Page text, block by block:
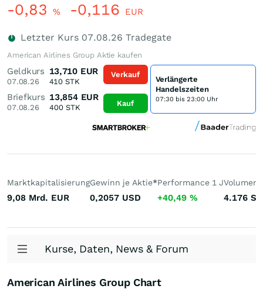
-0,83 % -0,116 EUR
Letzter Kurs 07.08.26 Tradegate
American Airlines Group Aktie kaufen
Geldkurs
07.08.26
13,710 EUR
410 STK
Briefkurs
07.08.26
13,854 EUR
400STK
Verkauf
Kauf
Verlängerte
Handelszeiten
07:30 bis 23:00 Uhr
Marktkapitalisierung
9,08 Mrd. EUR
Gewinn je Aktie*
0,2057 USD
Performance 1 J
+40,49 %
Volumen
4.176 St.
Kurse, Daten, News & Forum
American Airlines Group Chart